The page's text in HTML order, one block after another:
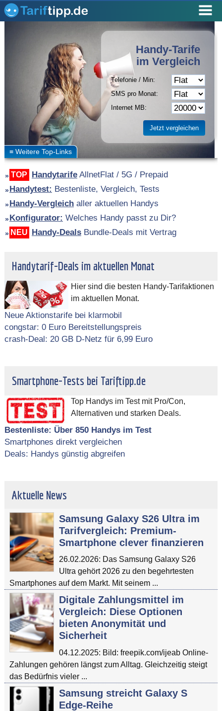
Handy-Tarife
im Vergleich
Telefonie / Min:
SMS pro Monat:
Internet MB:
TOP HandytarifeAllnetFlat / 5G / Prepaid
Handytest: Bestenliste, Vergleich, Tests
Handy-Vergleichaller aktuellen Handys
Konfigurator: Welches Handy passt zu Dir?
NEU Handy-DealsBundle-Deals mit Vertrag
Handytarif-Deals im aktuellen Monat
Hier sind die besten Handy-Tarifaktionen
im aktuellen Monat.
Neue Aktionstarife bei klarmobil
congstar: 0 Euro Bereitstellungspreis
crash-Deal: 20 GB D-Netz für 6,99 Euro
Smartphone-Tests bei Tariftipp.de
Top Handys im Test mit Pro/Con,
Alternativen und starken Deals.
Bestenliste: Über 850 Handys im Test
Smartphones direkt vergleichen
Deals: Handys günstig abgreifen
Aktuelle News
Samsung Galaxy S26 Ultra im
Tarifvergleich: Premium-
Smartphone clever finanzieren
26.02.2026: Das Samsung Galaxy S26
Ultra gehört 2026 zu den begehrtesten
Smartphones auf dem Markt. Mit seinem ...
Digitale Zahlungsmittel im
Vergleich: Diese Optionen
bieten Anonymität und
Sicherheit
04.12.2025: Bild: freepik.com/ijeab Online-
Zahlungen gehören längst zum Alltag. Gleichzeitig steigt
das Bedürfnis vieler ...
Samsung streicht Galaxy S
Edge-Reihe